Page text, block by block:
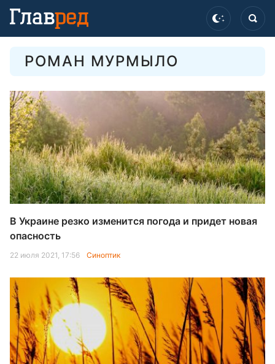
РОМАН МУРМЫЛО
В Украине резко изменится погода и придет новая
опасность
22 июля 2021, 17:56 Синоптик